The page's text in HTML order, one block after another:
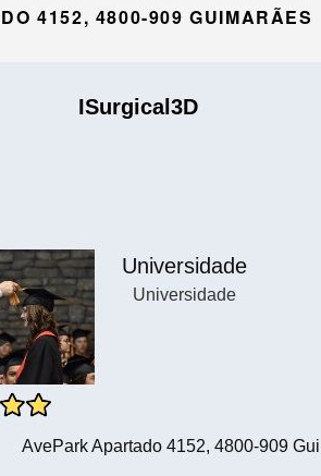
4152, 4800-909 GUIMARÃES
ISurgical3D
Universidade
Universidade
AvePark Apartado 4152, 4800-909